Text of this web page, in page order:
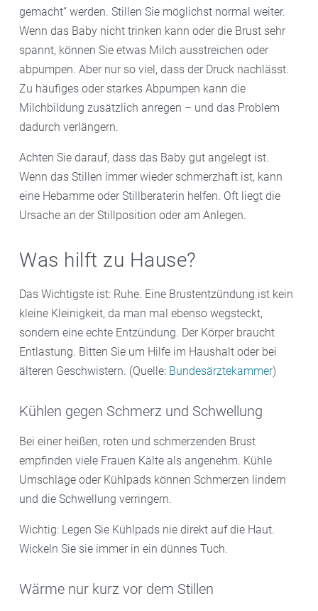
gemacht“ werden. Stillen Sie möglichst normal weiter.
Wenn das Baby nicht trinken kann oder die Brust sehr
spannt, können Sie etwas Milch ausstreichen oder
abpumpen. Aber nur so viel, dass der Druck nachlässt.
Zu häufiges oder starkes Abpumpen kann die
Milchbildung zusätzlich anregen – und das Problem
dadurch verlängern.
Achten Sie darauf, dass das Baby gut angelegt ist.
Wenn das Stillen immer wieder schmerzhaft ist, kann
eine Hebamme oder Stillberaterin helfen. Oft liegt die
Ursache an der Stillposition oder am Anlegen.
Was hilft zu Hause?
Das Wichtigste ist: Ruhe. Eine Brustentzündung ist kein
kleine Kleinigkeit, da man mal ebenso wegsteckt,
sondern eine echte Entzündung. Der Körper braucht
Entlastung. Bitten Sie um Hilfe im Haushalt oder bei
älteren Geschwistern. (Quelle: Bundesärztekammer)
Kühlen gegen Schmerz und Schwellung
Bei einer heißen, roten und schmerzenden Brust
empfinden viele Frauen Kälte als angenehm. Kühle
Umschläge oder Kühlpads können Schmerzen lindern
und die Schwellung verringern.
Wichtig: Legen Sie Kühlpads nie direkt auf die Haut.
Wickeln Sie sie immer in ein dünnes Tuch.
Wärme nur kurz vor dem Stillen